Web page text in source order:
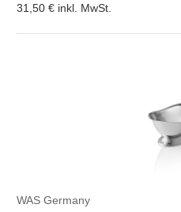
31,50 € inkl. MwSt.
WAS Germany